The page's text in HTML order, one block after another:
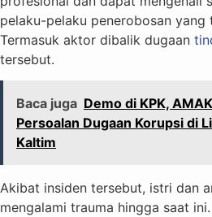
pelaku-pelaku penerobosan yang
Termasuk aktor dibalik dugaan
tersebut.
Baca juga Demo di KPK,
Persoalan Dugaan Korupsi di
Kaltim
Akibat insiden tersebut, istri dan
mengalami trauma hingga saat ini.